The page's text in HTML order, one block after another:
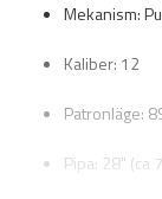
Mekanism:
Kaliber: 12
Patronläge:
Pipa: 28" (ca